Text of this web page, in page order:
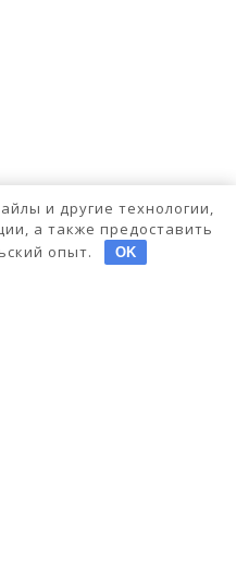
и другие технологии,
а также предоставить
опыт.
OK